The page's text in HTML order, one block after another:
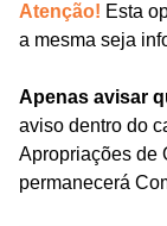
Atenção! Esta
a mesma seja
Apenas avisar
aviso dentro do
Apropriações de
permanecerá